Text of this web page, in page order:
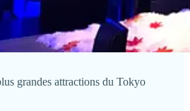
grandes attractions du Tokyo